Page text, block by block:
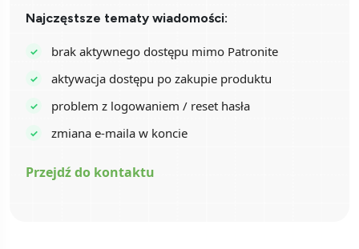
Najczęstsze tematy wiadomości:
brak aktywnego dostępu mimo Patronite
aktywacja dostępu po zakupie produktu
problem z logowaniem / reset hasła
zmiana e-maila w koncie
Przejdź do kontaktu